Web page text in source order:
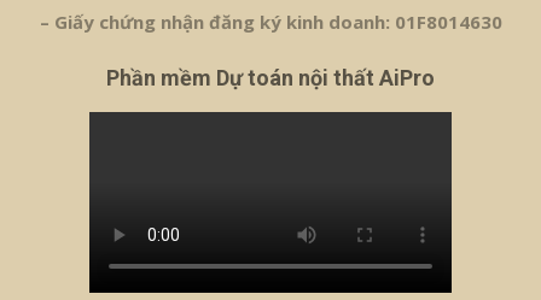
– Giấy chứng nhận đăng ký kinh doanh: 01F8014630
Phần mềm Dự toán nội thất AiPro